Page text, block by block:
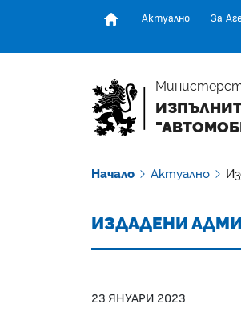
Актуално За
Начало Актуално
ИЗДАДЕНИ
23 ЯНУАРИ 2023